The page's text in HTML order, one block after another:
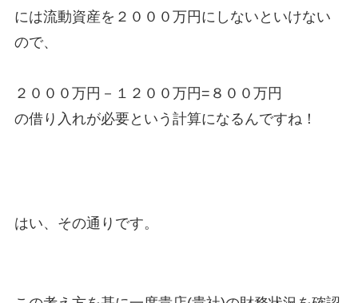
には流動資産を２０００万円にしないといけない
ので、
２０００万円－１２００万円=８００万円
の借り入れが必要という計算になるんですね！
はい、その通りです。